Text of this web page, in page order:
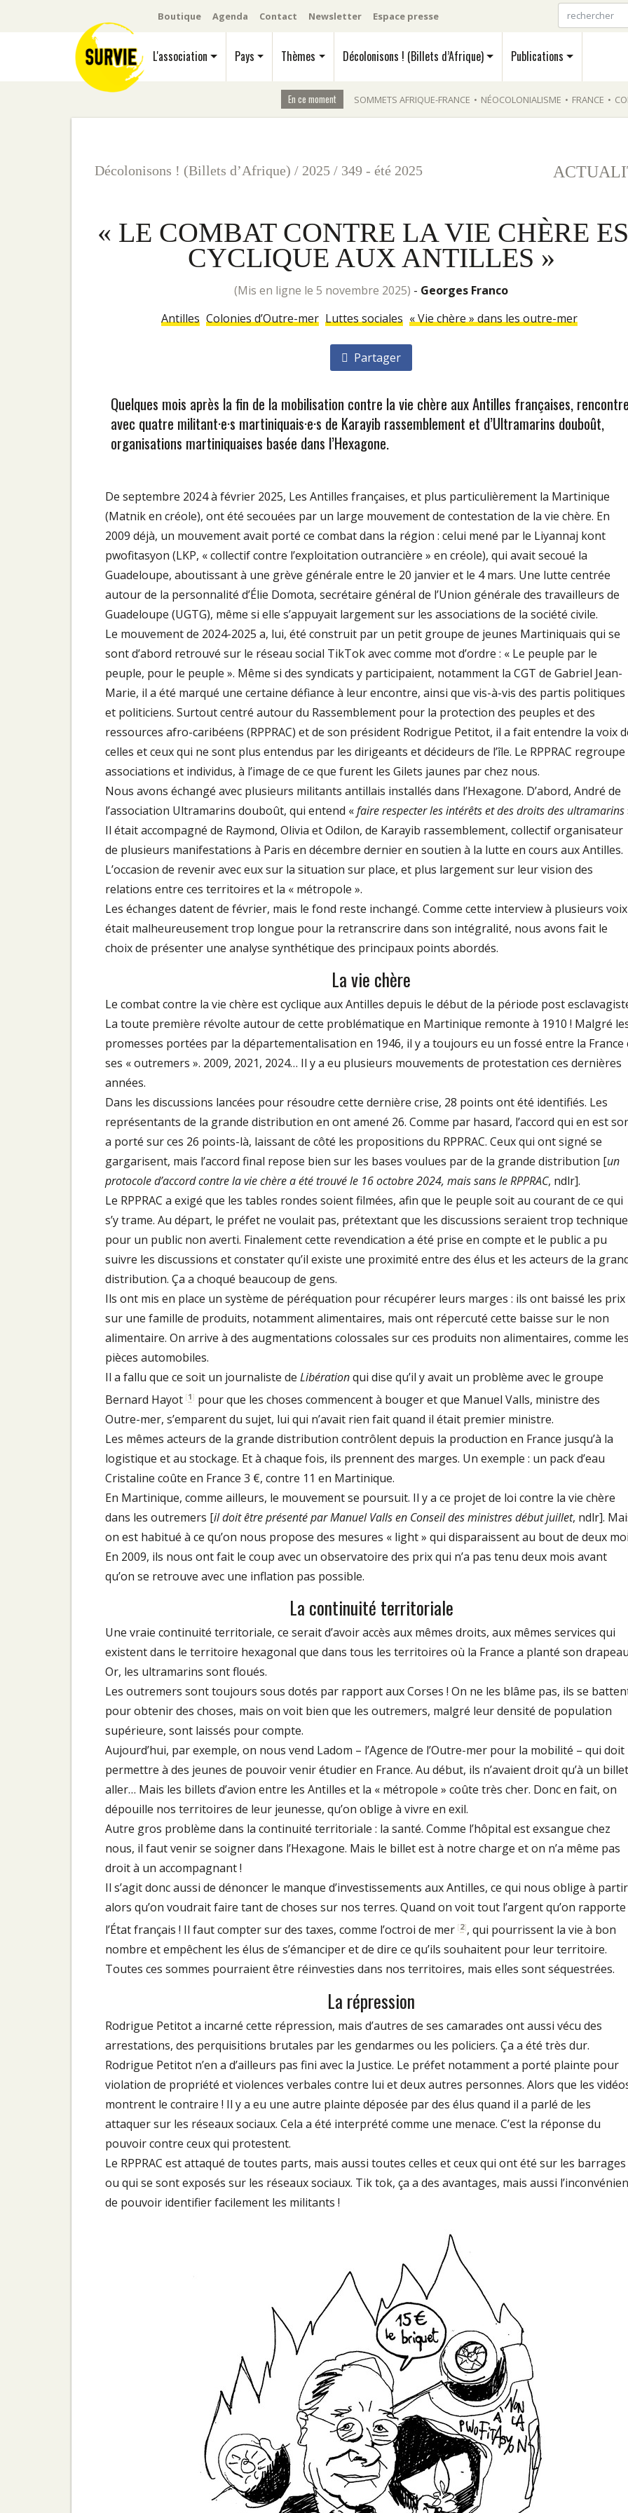
Boutique Agenda Contact Newsletter Espace presse
L'association Pays Thèmes Décolonisons ! (Billets d’Afrique) Publications
En ce moment SOMMETS AFRIQUE-FRANCE • NÉOCOLONIALISME • FRANCE •
Décolonisons ! (Billets d’Afrique) / 2025 / 349 - été 2025
« LE COMBAT CONTRE LA VIE CHÈRE
CYCLIQUE AUX ANTILLES »
(mis en ligne le 5 novembre 2025) - Georges Franco
Antilles Colonies d’Outre-mer Luttes sociales « Vie chère » dans les outre-mer
Partager
Quelques mois après la fin de la mobilisation contre la vie chère aux Antilles françaises, rencontre
avec quatre militant·e·s martiniquais·e·s de Karayib rassemblement et d’Ultramarins douboût,
organisations martiniquaises basée dans l’Hexagone.
De septembre 2024 à février 2025, Les Antilles françaises, et plus particulièrement la Martinique
(Matnik en créole), ont été secouées par un large mouvement de contestation de la vie chère. En
2009 déjà, un mouvement avait porté ce combat dans la région : celui mené par le Liyannaj kont
pwofitasyon (LKP, « collectif contre l’exploitation outrancière » en créole), qui avait secoué la
Guadeloupe, aboutissant à une grève générale entre le 20 janvier et le 4 mars. Une lutte centrée
autour de la personnalité d’Élie Domota, secrétaire général de l’Union générale des travailleurs de
Guadeloupe (UGTG), même si elle s’appuyait largement sur les associations de la société civile.
Le mouvement de 2024-2025 a, lui, été construit par un petit groupe de jeunes Martiniquais qui se
sont d’abord retrouvé sur le réseau social TikTok avec comme mot d’ordre : « Le peuple par le
peuple, pour le peuple ». Même si des syndicats y participaient, notamment la CGT de Gabriel Jean-
Marie, il a été marqué une certaine défiance à leur encontre, ainsi que vis-à-vis des partis politiques
et politiciens. Surtout centré autour du Rassemblement pour la protection des peuples et des
ressources afro-caribéens (RPPRAC) et de son président Rodrigue Petitot, il a fait entendre la voix
celles et ceux qui ne sont plus entendus par les dirigeants et décideurs de l’île. Le RPPRAC regroupe
associations et individus, à l’image de ce que furent les Gilets jaunes par chez nous.
Nous avons échangé avec plusieurs militants antillais installés dans l’Hexagone. D’abord, André de
l’association Ultramarins douboût, qui entend «faire respecter les intérêts et des droits des ultramarins
Il était accompagné de Raymond, Olivia et Odilon, de Karayib rassemblement, collectif organisateur
de plusieurs manifestations à Paris en décembre dernier en soutien à la lutte en cours aux Antilles.
L’occasion de revenir avec eux sur la situation sur place, et plus largement sur leur vision des
relations entre ces territoires et la « métropole ».
Les échanges datent de février, mais le fond reste inchangé. Comme cette interview à plusieurs voix
était malheureusement trop longue pour la retranscrire dans son intégralité, nous avons fait le
choix de présenter une analyse synthétique des principaux points abordés.
La vie chère
Le combat contre la vie chère est cyclique aux Antilles depuis le début de la période post
La toute première révolte autour de cette problématique en Martinique remonte à 1910 ! Malgré
promesses portées par la départementalisation en 1946, il y a toujours eu un fossé entre la France
ses « outremers ». 2009, 2021, 2024… Il y a eu plusieurs mouvements de protestation ces dernières
années.
Dans les discussions lancées pour résoudre cette dernière crise, 28 points ont été identifiés. Les
représentants de la grande distribution en ont amené 26. Comme par hasard, l’accord qui en est
a porté sur ces 26 points-là, laissant de côté les propositions du RPPRAC. Ceux qui ont signé se
gargarisent, mais l’accord final repose bien sur les bases voulues par de la grande distribution [un
protocole d’accord contre la vie chère a été trouvé le 16 octobre 2024, mais sans le RPPRAC, ndlr].
Le RPPRAC a exigé que les tables rondes soient filmées, afin que le peuple soit au courant de ce qui
s’y trame. Au départ, le préfet ne voulait pas, prétextant que les discussions seraient trop
pour un public non averti. Finalement cette revendication a été prise en compte et le public a pu
suivre les discussions et constater qu’il existe une proximité entre des élus et les acteurs de la
distribution. Ça a choqué beaucoup de gens.
Ils ont mis en place un système de péréquation pour récupérer leurs marges : ils ont baissé les prix
sur une famille de produits, notamment alimentaires, mais ont répercuté cette baisse sur le non
alimentaire. On arrive à des augmentations colossales sur ces produits non alimentaires, comme les
pièces automobiles.
Il a fallu que ce soit un journaliste de Libérationqui dise qu’il y avait un problème avec le groupe
Bernard Hayot [1] pour que les choses commencent à bouger et que Manuel Valls, ministre des
Outre-mer, s’emparent du sujet, lui qui n’avait rien fait quand il était premier ministre.
Les mêmes acteurs de la grande distribution contrôlent depuis la production en France jusqu’à la
logistique et au stockage. Et à chaque fois, ils prennent des marges. Un exemple : un pack d’eau
Cristaline coûte en France 3 €, contre 11 en Martinique.
En Martinique, comme ailleurs, le mouvement se poursuit. Il y a ce projet de loi contre la vie chère
dans les outremers [il doit être présenté par Manuel Valls en Conseil des ministres début juillet, ndlr].
on est habitué à ce qu’on nous propose des mesures « light » qui disparaissent au bout de deux
En 2009, ils nous ont fait le coup avec un observatoire des prix qui n’a pas tenu deux mois avant
qu’on se retrouve avec une inflation pas possible.
La continuité territoriale
Une vraie continuité territoriale, ce serait d’avoir accès aux mêmes droits, aux mêmes services qui
existent dans le territoire hexagonal que dans tous les territoires où la France a planté son
Or, les ultramarins sont floués.
Les outremers sont toujours sous dotés par rapport aux Corses ! On ne les blâme pas, ils se
pour obtenir des choses, mais on voit bien que les outremers, malgré leur densité de population
supérieure, sont laissés pour compte.
Aujourd’hui, par exemple, on nous vend Ladom – l’Agence de l’Outre-mer pour la mobilité – qui doit
permettre à des jeunes de pouvoir venir étudier en France. Au début, ils n’avaient droit qu’à un billet
aller… Mais les billets d’avion entre les Antilles et la « métropole » coûte très cher. Donc en fait, on
dépouille nos territoires de leur jeunesse, qu’on oblige à vivre en exil.
Autre gros problème dans la continuité territoriale : la santé. Comme l’hôpital est exsangue chez
nous, il faut venir se soigner dans l’Hexagone. Mais le billet est à notre charge et on n’a même pas
droit à un accompagnant !
Il s’agit donc aussi de dénoncer le manque d’investissements aux Antilles, ce qui nous oblige à partir
alors qu’on voudrait faire tant de choses sur nos terres. Quand on voit tout l’argent qu’on rapporte
l’État français ! Il faut compter sur des taxes, comme l’octroi de mer [2], qui pourrissent la vie à bon
nombre et empêchent les élus de s’émanciper et de dire ce qu’ils souhaitent pour leur territoire.
Toutes ces sommes pourraient être réinvesties dans nos territoires, mais elles sont séquestrées.
La répression
Rodrigue Petitot a incarné cette répression, mais d’autres de ses camarades ont aussi vécu des
arrestations, des perquisitions brutales par les gendarmes ou les policiers. Ça a été très dur.
Rodrigue Petitot n’en a d’ailleurs pas fini avec la Justice. Le préfet notamment a porté plainte pour
violation de propriété et violences verbales contre lui et deux autres personnes. Alors que les
montrent le contraire ! Il y a eu une autre plainte déposée par des élus quand il a parlé de les
attaquer sur les réseaux sociaux. Cela a été interprété comme une menace. C’est la réponse du
pouvoir contre ceux qui protestent.
Le RPPRAC est attaqué de toutes parts, mais aussi toutes celles et ceux qui ont été sur les barrages
ou qui se sont exposés sur les réseaux sociaux. Tik tok, ça a des avantages, mais aussi
de pouvoir identifier facilement les militants !